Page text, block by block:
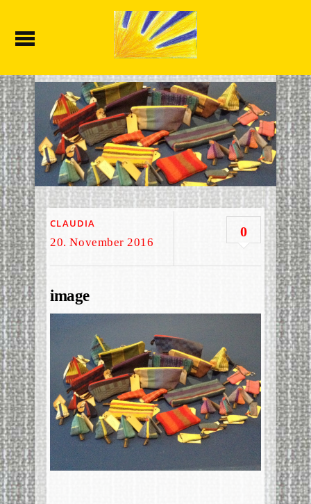
CLAUDIA
20. November 2016
0
image